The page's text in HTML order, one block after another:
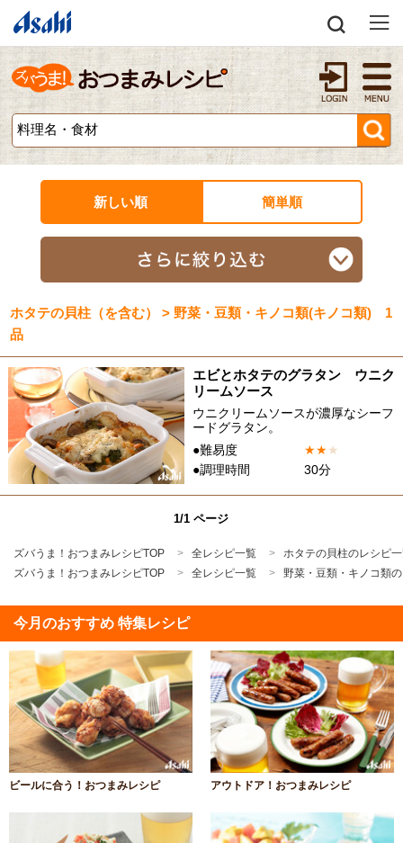
新しい順 簡単順
ホタテの貝柱（を含む） > 野菜・豆類・キノコ類(キノコ類) 1
品
エビとホタテのグラタン ウニク
リームソース
ウニクリームソースが濃厚なシーフ
ードグラタン。
●難易度
★★★
●調理時間
30分
1/1 ページ
ズバうま！おつまみレシピTOP 全レシピ一覧
ホタテの貝柱のレシピ
ズバうま！おつまみレシピTOP
全レシピ一覧 野菜・豆類・キノコ類
今月のおすすめ 特集レシピ
ビールに合う！おつまみレシピ アウトドア！おつまみレシピ